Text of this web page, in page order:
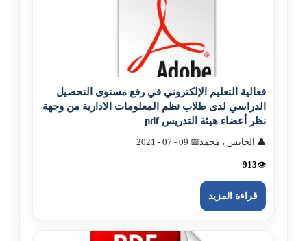
فعالية التعليم الإلکتروني في رفع مستوى التحصيل
الدراسي لدى طلاب نظم المعلومات الادارية من وجهة
نظر أعضاء هيئة التدريس pdf
👤 الحايس ، محمد 📅 09 - 07 - 2021
👁️
913
قراءة المزيد